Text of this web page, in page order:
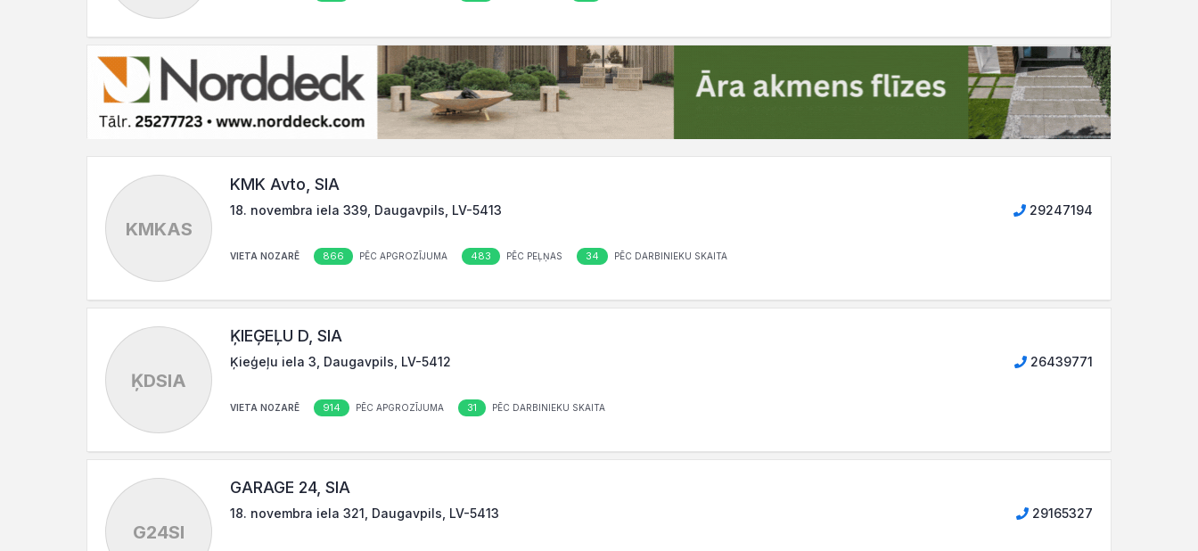
KMKAS
KMK Avto, SIA
18. novembra iela 339, Daugavpils, LV-5413 29247194
VIETA NOZARĒ 866 PĒC APGROZĪJUMA 483 PĒC PEĻŅAS 34 PĒC DARBINIEKU SKAITA
ĶDSIA
ĶIEĢEĻU D, SIA
Ķieģeļu iela 3, Daugavpils, LV-5412 26439771
VIETA NOZARĒ 914 PĒC APGROZĪJUMA 31 PĒC DARBINIEKU SKAITA
G24SI
GARAGE 24, SIA
18. novembra iela 321, Daugavpils, LV-5413 29165327